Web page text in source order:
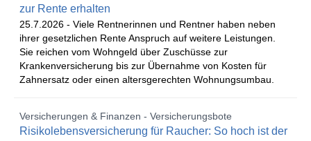
zur Rente erhalten
25.7.2026 - Viele Rentnerinnen und Rentner haben neben
ihrer gesetzlichen Rente Anspruch auf weitere Leistungen.
Sie reichen vom Wohngeld über Zuschüsse zur
Krankenversicherung bis zur Übernahme von Kosten für
Zahnersatz oder einen altersgerechten Wohnungsumbau.
Versicherungen & Finanzen - Versicherungsbote
Risikolebensversicherung für Raucher: So hoch ist der